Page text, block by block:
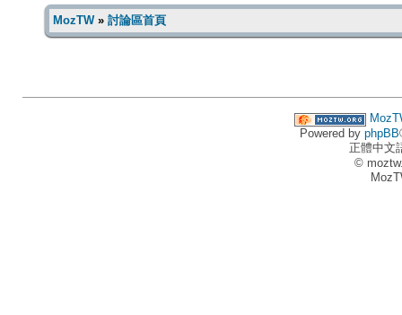
MozTW» 討論區首頁
Powered by phpBB
正體中文
©